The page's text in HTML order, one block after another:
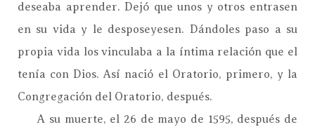
deseaba aprender. Dejó que unos y otros entrasen
en su vida y le desposeyesen. Dándoles paso a su
propia vida los vinculaba a la íntima relación que el
tenía con Dios. Así nació el Oratorio, primero, y la
Congregación del Oratorio, después.
A su muerte, el 26 de mayo de 1595, después de